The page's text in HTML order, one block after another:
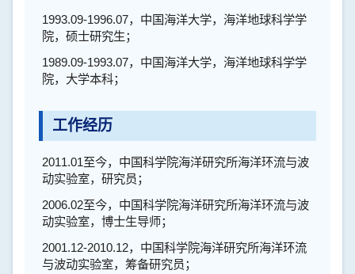
1993.09-1996.07，中国海洋大学，海洋地球科学学
院，硕士研究生；
1989.09-1993.07，中国海洋大学，海洋地球科学学
院，大学本科；
工作经历
2011.01至今，中国科学院海洋研究所海洋环流与波
动实验室，研究员；
2006.02至今，中国科学院海洋研究所海洋环流与波
动实验室，博士生导师；
2001.12-2010.12，中国科学院海洋研究所海洋环流
与波动实验室，筹备研究员；